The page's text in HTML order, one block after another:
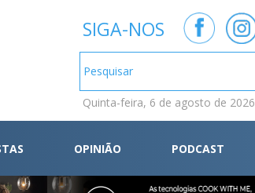
SIGA-NOS
Quinta-feira, 6 de agosto de 2026
OPINIÃO PODCAST